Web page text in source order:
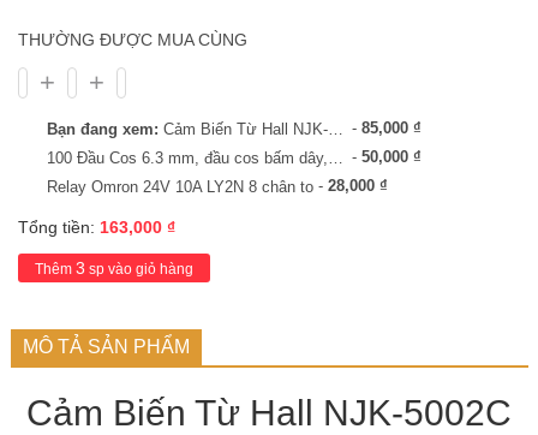
THƯỜNG ĐƯỢC MUA CÙNG
Bạn đang xem: Cảm Biến Từ Hall NJK-5002C NPN 6-36VDC - 85,000 ₫
100 Đầu Cos 6.3 mm, đầu cos bấm dây, cos dây điện, cos relay, cos cắm - 50,000 ₫
Relay Omron 24V 10A LY2N 8 chân to - 28,000 ₫
Tổng tiền: 163,000 ₫
Thêm 3 sp vào giỏ hàng
MÔ TẢ SẢN PHẨM
Cảm Biến Từ Hall NJK-5002C